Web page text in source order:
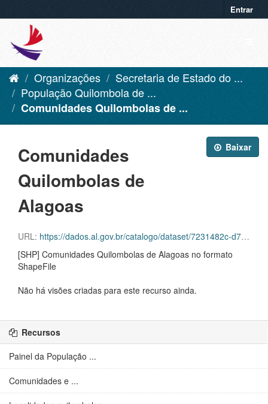
Entrar
Organizações
Secretaria de Estado do ...
População Quilombola de ...
Comunidades Quilombolas de ...
Baixar
Comunidades
Quilombolas de
Alagoas
URL: https://dados.al.gov.br/catalogo/dataset/7231482c-d76f-483a-9f4d-f53d9bdc42c5/resource/92e8e41b-b506-4b42-8ece-146fdbee1590/download/comunidades_quilombolas_ibge_2022.rar
[SHP] Comunidades Quilombolas de Alagoas no formato
ShapeFile
Não há visões criadas para este recurso ainda.
Recursos
Painel da População ...
Comunidades e ...